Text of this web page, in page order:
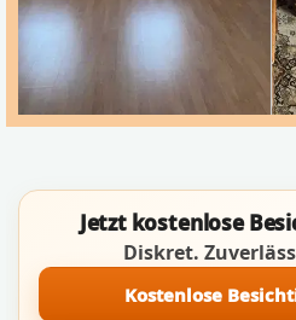
Jetzt kostenlose
Diskret.
Kostenlose